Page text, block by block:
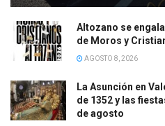
Altozano se
de Moros y
AGOSTO 8, 2026
La Asunción en
de 1352 y las
de agosto